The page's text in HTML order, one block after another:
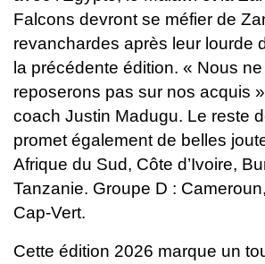
Falcons devront se méfier de
revanchardes après leur lourde
la précédente édition. « Nous
reposerons pas sur nos acquis
coach Justin Madugu. Le reste
promet également de belles
Afrique du Sud, Côte d’Ivoire,
Tanzanie. Groupe D :
Cap-Vert.
Cette édition 2026 marque un